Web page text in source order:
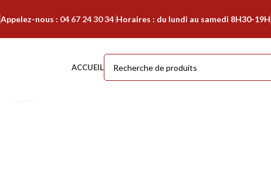
Appelez-nous : 04 67 24 30 34 Horaires : du lundi au samedi 8H30-19H
ACCUEIL